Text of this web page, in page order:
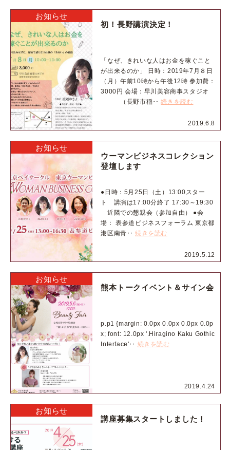
お知らせ
2019.6.8
初！長野講演決定！
「なぜ、きれいな人はお金を稼ぐこと
が出来るのか」 日時：2019年7月８日
（月）午前10時から午後12時 参加費：
3000円 会場：早川美容商事スタジオ
（長野市稲‥続きを読む
お知らせ
2019.5.12
ウーマンビジネスコレクション
登壇します
●日時：5月25日（土）13:00スター
ト 講演は17:00分終了 17:30～19:30
近隣での懇親会（参加自由） ●会
場： 表参道ビジネスフォーラム 東京都
港区南青‥続きを読む
お知らせ
2019.4.24
熊本トークイベント＆サイン会
p.p1 {margin: 0.0px 0.0px 0.0px 0.0p
x; font: 12.0px '.Hiragino Kaku Gothic
Interface'‥ 続きを読む
お知らせ
講座募集スタートしました！